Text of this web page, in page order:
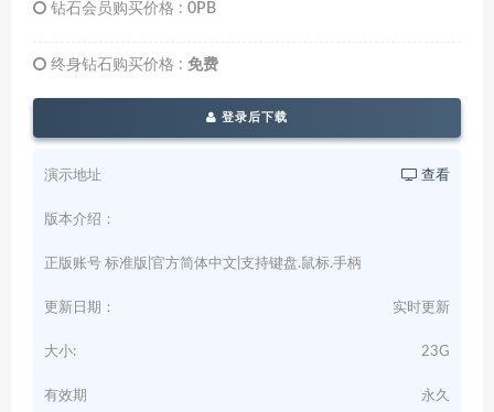
钻石会员购买价格 : 0PB
终身钻石购买价格 : 免费
登录后下载
演示地址 查看
版本介绍：
正版账号 标准版|官方简体中文|支持键盘.鼠标.手柄
更新日期： 实时更新
大小: 23G
有效期 永久